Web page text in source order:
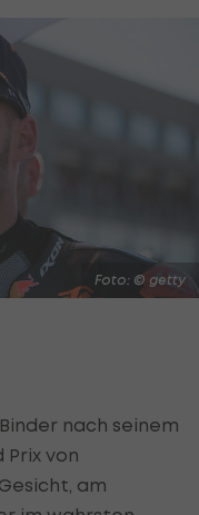
Foto: © getty
nach seinem
Prix von
am